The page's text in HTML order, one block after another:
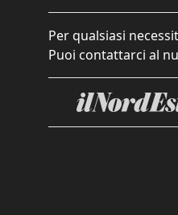
Per qualsiasi
Puoi contattarci al